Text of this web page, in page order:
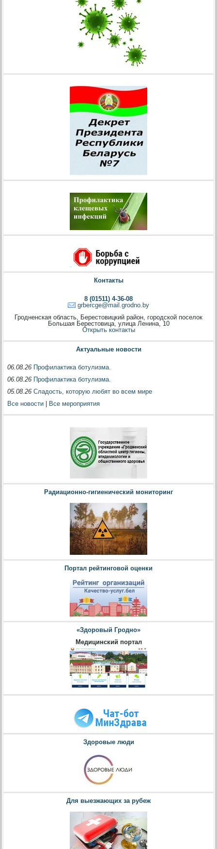
Контакты
8 (01511) 4-36-08
grbercge@mail.grodno.by
Гродненская область, Берестовицкий район, городской поселок
Большая Берестовица, улица Ленина, 10
Открыть контакты
Актуальные новости
06.08.26 Профилактика ботулизма.
06.08.26 Профилактика ботулизма.
05.08.26Сладость, которую любят во всем мире
Все новости
Все мероприятия
Радиационно-гигиенический мониторинг
Портал рейтинговой оценки
«Здоровый Гродно»
Медицинский портал
Здоровые люди
Для выезжающих за рубеж